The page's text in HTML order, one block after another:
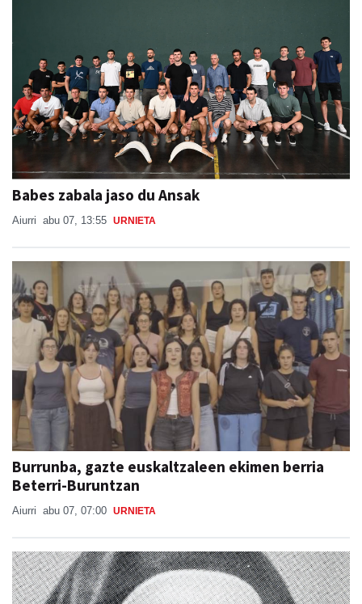
Babes zabala jaso du Ansak
Aiurri abu 07, 13:55 URNIETA
Burrunba, gazte euskaltzaleen ekimen berria
Beterri-Buruntzan
Aiurri abu 07, 07:00 URNIETA